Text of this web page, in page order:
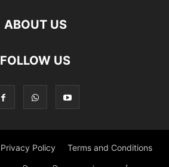
ABOUT US
FOLLOW US
Privacy Policy Terms and Conditions